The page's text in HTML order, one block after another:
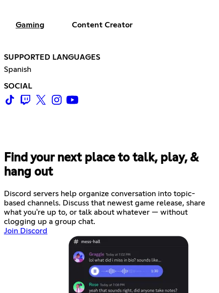
Gaming Content Creator
SUPPORTED LANGUAGES
Spanish
SOCIAL
Find your next place to talk, play, &
hang out
Discord servers help organize conversation into topic-
based channels. Discuss that newest game release, share
what you're up to, or talk about whatever — without
clogging up a group chat.
Join Discord